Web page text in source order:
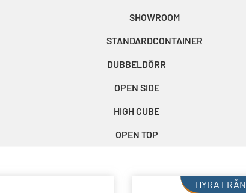
SHOWROOM
STANDARDCONTAINER
DUBBELDÖRR
OPEN SIDE
HIGH CUBE
OPEN TOP
HYRA FRÅN